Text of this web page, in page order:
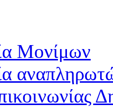
Μονίμων